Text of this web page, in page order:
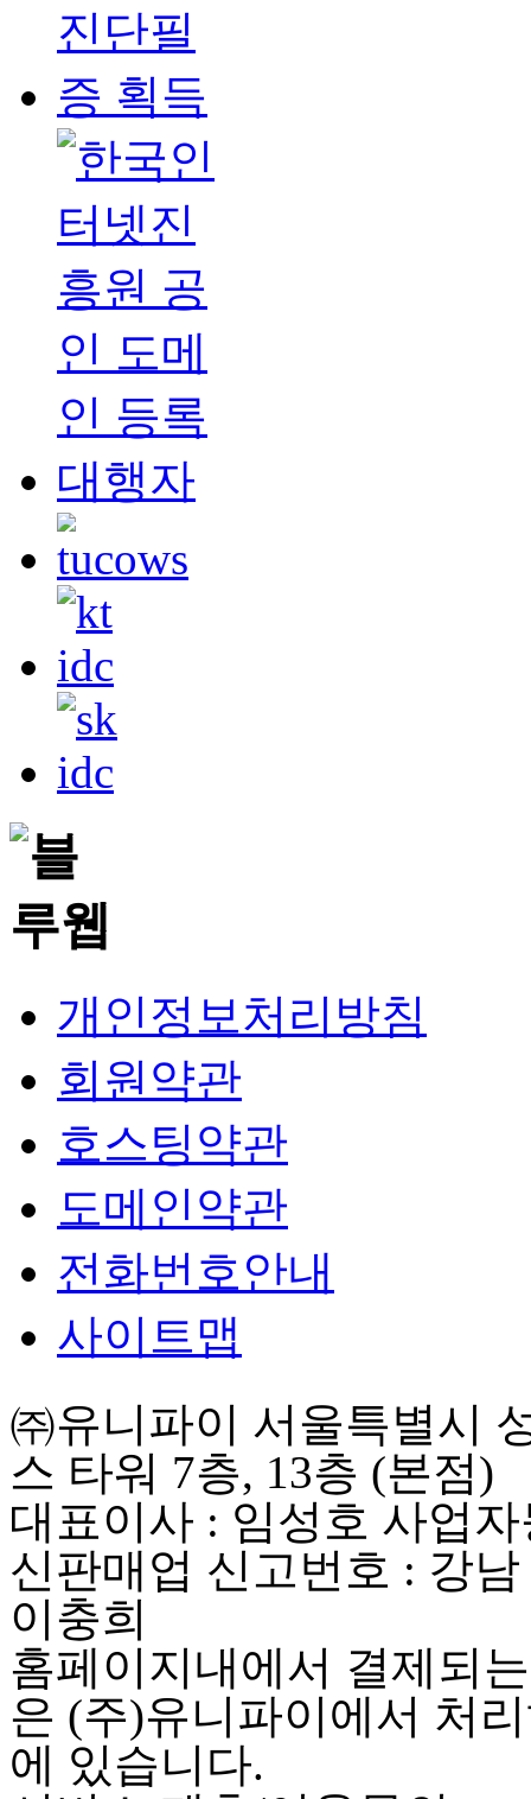
개인정보처리방침
회원약관
호스팅약관
도메인약관
전화번호안내
사이트맵
㈜유니파이 서울특별시
스 타워 7층, 13층 (본점)
대표이사 : 임성호 사업
신판매업 신고번호 : 강
이충희
홈페이지내에서 결제되
은 (주)유니파이에서 처
에 있습니다.